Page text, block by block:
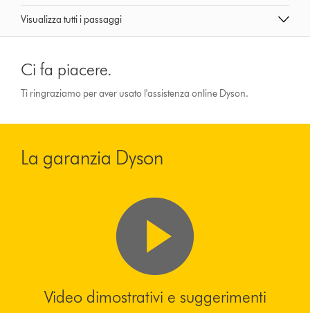
Visualizza tutti i passaggi
Ci fa piacere.
Ti ringraziamo per aver usato l'assistenza online Dyson.
La garanzia Dyson
Video dimostrativi e suggerimenti